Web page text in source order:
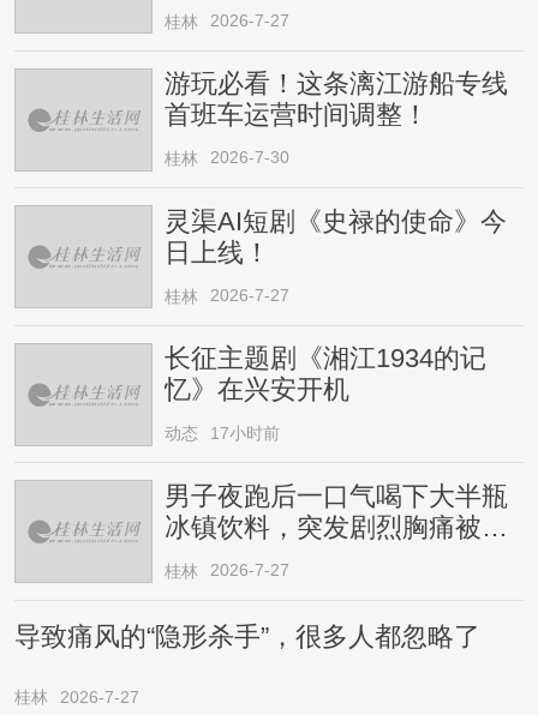
桂林 2026-7-27
游玩必看！这条漓江游船专线
首班车运营时间调整！
桂林 2026-7-30
灵渠AI短剧《史禄的使命》今
日上线！
桂林 2026-7-27
长征主题剧《湘江1934的记
忆》在兴安开机
动态 17小时前
男子夜跑后一口气喝下大半瓶
冰镇饮料，突发剧烈胸痛被送
医！医生提醒→
桂林 2026-7-27
导致痛风的“隐形杀手”，很多人都忽略了
桂林 2026-7-27